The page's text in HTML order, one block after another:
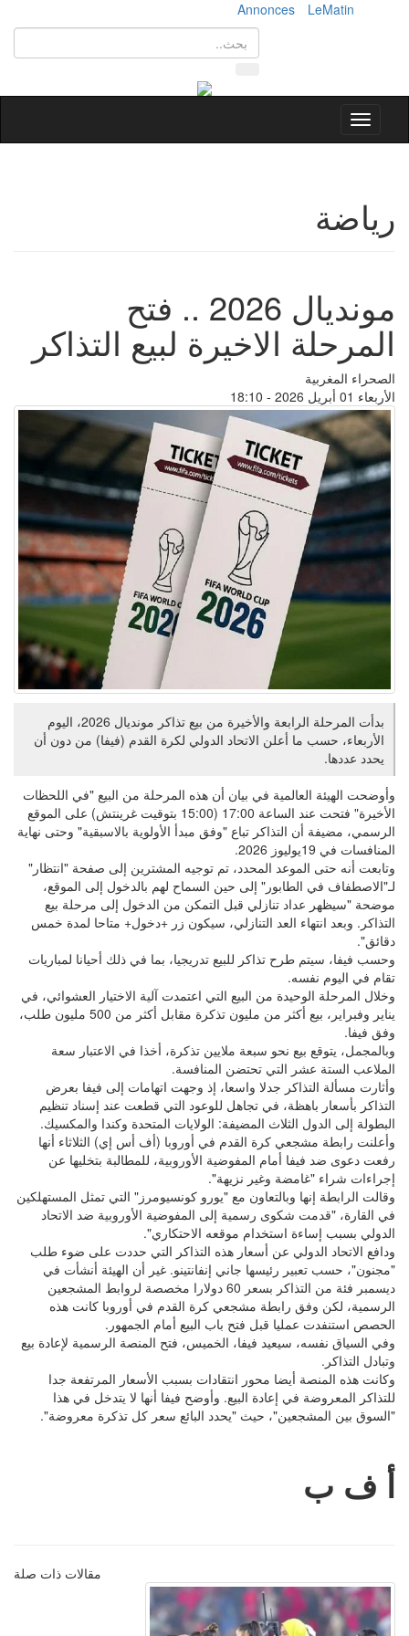
LeMatin
Annonces
Toggle
navigation
رياضة
مونديال 2026 .. فتح
المرحلة الاخيرة لبيع التذاكر
الصحراء المغربية
الأربعاء 01 أبريل 2026 - 18:10
بدأت المرحلة الرابعة والأخيرة من بيع تذاكر مونديال 2026، اليوم
الأربعاء، حسب ما أعلن الاتحاد الدولي لكرة القدم (فيفا) من دون أن
يحدد عددها.
وأوضحت الهيئة العالمية في بيان أن هذه المرحلة من البيع "في اللحظات
الأخيرة" فتحت عند الساعة 17:00 (15:00 بتوقيت غرينتش) على الموقع
الرسمي، مضيفة أن التذاكر تباع "وفق مبدأ الأولوية بالاسبقية" وحتى نهاية
المنافسات في 19يوليوز 2026.
وتابعت أنه حتى الموعد المحدد، تم توجيه المشترين إلى صفحة "انتظار"
لـ"الاصطفاف في الطابور" إلى حين السماح لهم بالدخول إلى الموقع،
موضحة "سيظهر عداد تنازلي قبل التمكن من الدخول إلى مرحلة بيع
التذاكر. وبعد انتهاء العد التنازلي، سيكون زر +دخول+ متاحا لمدة خمس
دقائق".
وحسب فيفا، سيتم طرح تذاكر للبيع تدريجيا، بما في ذلك أحيانا لمباريات
تقام في اليوم نفسه.
وخلال المرحلة الوحيدة من البيع التي اعتمدت آلية الاختيار العشوائي، في
يناير وفبراير، بيع أكثر من مليون تذكرة مقابل أكثر من 500 مليون طلب،
وفق فيفا.
وبالمجمل، يتوقع بيع نحو سبعة ملايين تذكرة، أخذا في الاعتبار سعة
الملاعب الستة عشر التي تحتضن المنافسة.
وأثارت مسألة التذاكر جدلا واسعا، إذ وجهت اتهامات إلى فيفا بعرض
التذاكر بأسعار باهظة، في تجاهل للوعود التي قطعت عند إسناد تنظيم
البطولة إلى الدول الثلاث المضيفة: الولايات المتحدة وكندا والمكسيك.
وأعلنت رابطة مشجعي كرة القدم في أوروبا (أف أس إي) الثلاثاء أنها
رفعت دعوى ضد فيفا أمام المفوضية الأوروبية، للمطالبة بتخليها عن
إجراءات شراء "غامضة وغير نزيهة".
وقالت الرابطة إنها وبالتعاون مع "يورو كونسيومرز" التي تمثل المستهلكين
في القارة، "قدمت شكوى رسمية إلى المفوضية الأوروبية ضد الاتحاد
الدولي بسبب إساءة استخدام موقعه الاحتكاري".
ودافع الاتحاد الدولي عن أسعار هذه التذاكر التي حددت على ضوء طلب
"مجنون"، حسب تعبير رئيسها جاني إنفانتينو. غير أن الهيئة أنشأت في
ديسمبر فئة من التذاكر بسعر 60 دولارا مخصصة لروابط المشجعين
الرسمية، لكن وفق رابطة مشجعي كرة القدم في أوروبا كانت هذه
الحصص استنفدت عمليا قبل فتح باب البيع أمام الجمهور.
وفي السياق نفسه، سيعيد فيفا، الخميس، فتح المنصة الرسمية لإعادة بيع
وتبادل التذاكر.
وكانت هذه المنصة أيضا محور انتقادات بسبب الأسعار المرتفعة جدا
للتذاكر المعروضة في إعادة البيع. وأوضح فيفا أنها لا يتدخل في هذا
"السوق بين المشجعين"، حيث "يحدد البائع سعر كل تذكرة معروضة".
أ ف ب
مقالات ذات صلة